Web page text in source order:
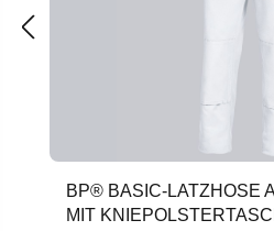
BP® BASIC-LATZHOSE
MIT